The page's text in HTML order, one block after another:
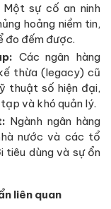
Một sự cố an ninh
hoảng niềm tin,
đo đếm được.
Các ngân hàng
thừa (legacy) cũ
thuật số hiện đại,
và khó quản lý.
Ngành ngân hàng
nước và các tổ
tiêu dùng và sự ổn
liên quan